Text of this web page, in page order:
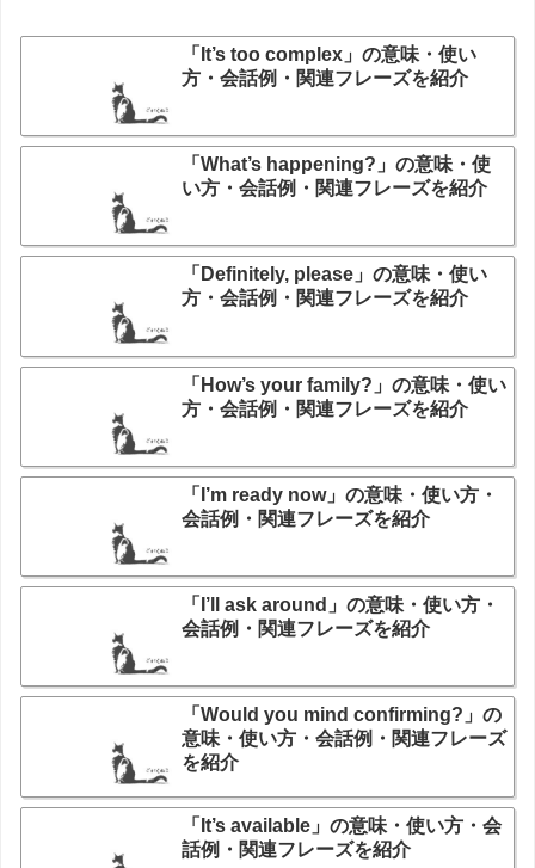
「It’s too complex」の意味・使い
方・会話例・関連フレーズを紹介
「What’s happening?」の意味・使
い方・会話例・関連フレーズを紹介
「Definitely, please」の意味・使い
方・会話例・関連フレーズを紹介
「How’s your family?」の意味・使い
方・会話例・関連フレーズを紹介
「I’m ready now」の意味・使い方・
会話例・関連フレーズを紹介
「I’ll ask around」の意味・使い方・
会話例・関連フレーズを紹介
「Would you mind confirming?」の
意味・使い方・会話例・関連フレーズ
を紹介
「It’s available」の意味・使い方・会
話例・関連フレーズを紹介